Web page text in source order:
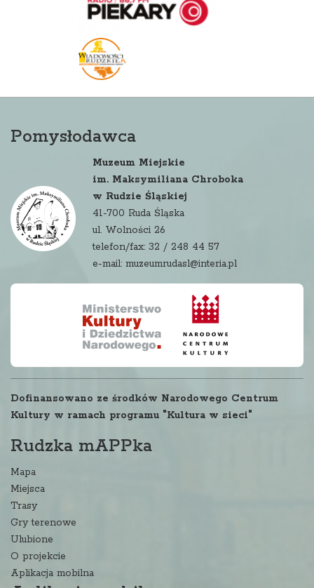
Pomysłodawca
Muzeum Miejskie
im. Maksymiliana Chroboka
w Rudzie Śląskiej
41-700 Ruda Śląska
ul. Wolności 26
telefon/fax: 32 / 248 44 57
e-mail: muzeumrudasl@interia.pl
Dofinansowano ze środków Narodowego Centrum
Kultury w ramach programu "Kultura w sieci"
Rudzka mAPPka
Mapa
Miejsca
Trasy
Gry terenowe
Ulubione
O projekcie
Aplikacja mobilna